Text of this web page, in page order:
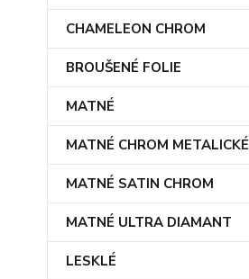
CHAMELEON CHROM
BROUŠENÉ FOLIE
MATNÉ
MATNÉ CHROM METALICKÉ
MATNÉ SATIN CHROM
MATNÉ ULTRA DIAMANT
LESKLÉ